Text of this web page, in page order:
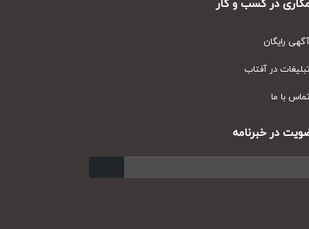
در کسب و کار
رایگان
در آفتاب
با ما
در خبرنامه